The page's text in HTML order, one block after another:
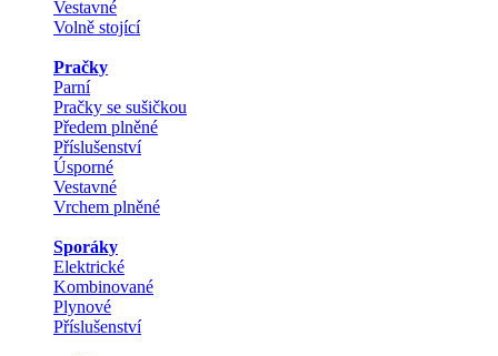
Vestavné
Volně stojící
Pračky
Parní
Pračky se sušičkou
Předem plněné
Příslušenství
Úsporné
Vestavné
Vrchem plněné
Sporáky
Elektrické
Kombinované
Plynové
Příslušenství